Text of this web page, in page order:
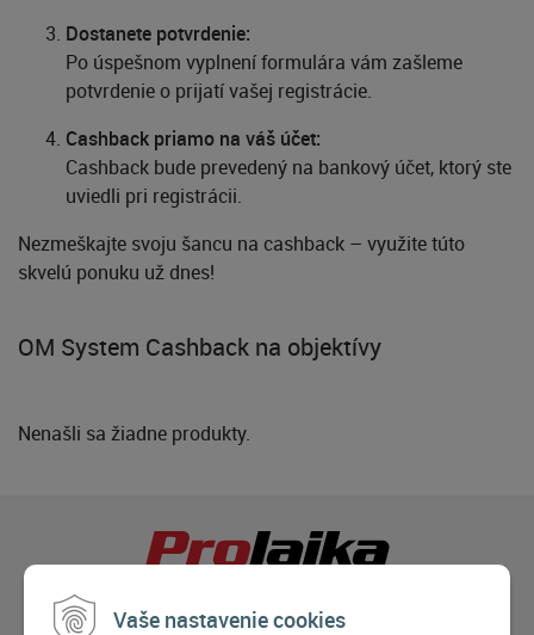
Vaše nastavenie cookies
Dostanete potvrdenie:
Po úspešnom vyplnení formulára vám zašleme
potvrdenie o prijatí vašej registrácie.
Cashback priamo na váš účet:
Cashback bude prevedený na bankový účet, ktorý ste
uviedli pri registrácii.
Nezmeškajte svoju šancu na cashback – využite túto
skvelú ponuku už dnes!
OM System Cashback na objektívy
Nenašli sa žiadne produkty.